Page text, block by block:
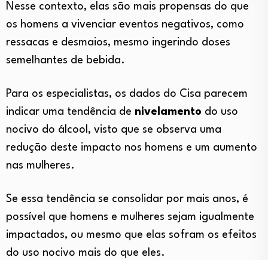
Nesse contexto, elas são mais propensas do que
os homens a vivenciar eventos negativos, como
ressacas e desmaios, mesmo ingerindo doses
semelhantes de bebida.
Para os especialistas, os dados do Cisa parecem
indicar uma tendência de nivelamento do uso
nocivo do álcool, visto que se observa uma
redução deste impacto nos homens e um aumento
nas mulheres.
Se essa tendência se consolidar por mais anos, é
possível que homens e mulheres sejam igualmente
impactados, ou mesmo que elas sofram os efeitos
do uso nocivo mais do que eles.